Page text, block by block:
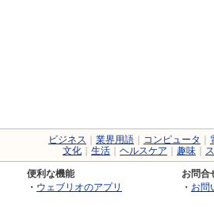
ビジネス 業界用語 コンピュータ
文化
生活 ヘルスケア 趣味
便利な機能
・ ウェブリオのアプリ
お問合
・ お問